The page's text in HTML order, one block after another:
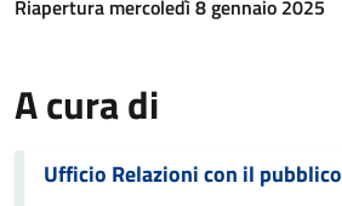
Riapertura mercoledì 8 gennaio 2025
A cura di
Ufficio Relazioni con il pubblico